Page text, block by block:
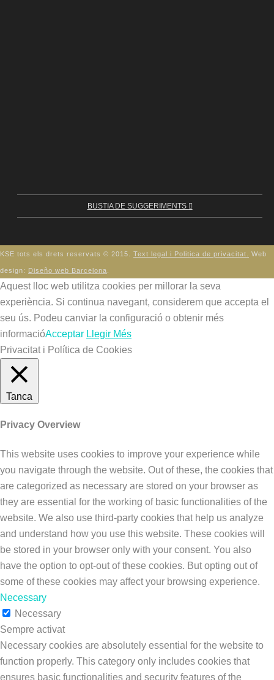
BUSTIA DE SUGGERIMENTS
KSE tots els drets reservats © 2015. Text legal i Politica de privacitat. Web
design: Diseño web Barcelona
Aquest lloc web utilitza cookies per millorar la seva
experiència. Si continua navegant, considerem que accepta el
seu ús. Podeu canviar la configuració o obtenir més
informacióAcceptar Llegir Més
Privacitat i Política de Cookies
Tanca
Privacy Overview
This website uses cookies to improve your experience while
you navigate through the website. Out of these, the cookies that
are categorized as necessary are stored on your browser as
they are essential for the working of basic functionalities of the
website. We also use third-party cookies that help us analyze
and understand how you use this website. These cookies will
be stored in your browser only with your consent. You also
have the option to opt-out of these cookies. But opting out of
some of these cookies may affect your browsing experience.
Necessary
Necessary
Sempre activat
Necessary cookies are absolutely essential for the website to
function properly. This category only includes cookies that
ensures basic functionalities and security features of the